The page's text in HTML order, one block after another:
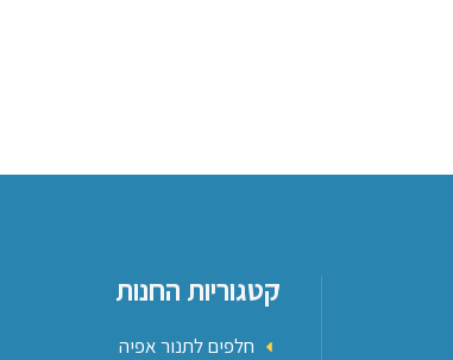
קטגוריות החנות
חלפים לתנור אפיה